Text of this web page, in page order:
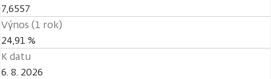
7,6557
Výnos (1 rok)
24,91 %
K datu
6. 8. 2026